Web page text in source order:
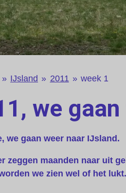
» IJsland » 2011 » week 1
we
we gaan weer naar IJsland.
zeggen maanden naar uit
we zien wel of het lukt.